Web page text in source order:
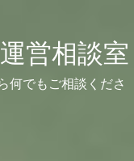
営相談室
何でもご相談くださ